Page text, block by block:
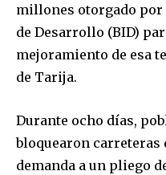
millones otorgado
de Desarrollo (BID)
mejoramiento de esa
de Tarija.
Durante ocho días,
bloquearon carreteras
demanda a un pliego